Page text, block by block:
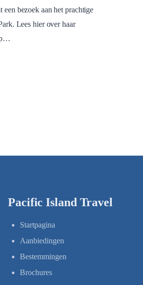
Karijini
een bezoek aan het prachtige
Lees hier over haar
Pacific Island Travel
Startpagina
Aanbiedingen
Bestemmingen
Brochures